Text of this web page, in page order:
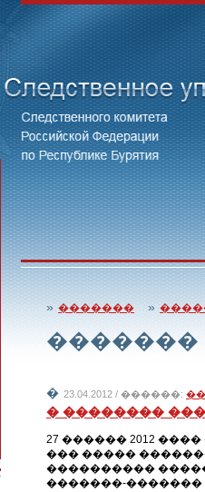
» ������� »
�������
� 23.04.2012 / ������:
� ��������
27 ������ 2012
��� �����
����������
�������-